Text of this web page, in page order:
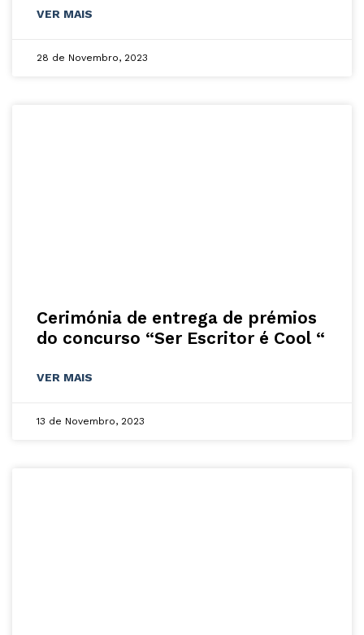
VER MAIS
28 de Novembro, 2023
Cerimónia de entrega de prémios
do concurso “Ser Escritor é Cool “
VER MAIS
13 de Novembro, 2023